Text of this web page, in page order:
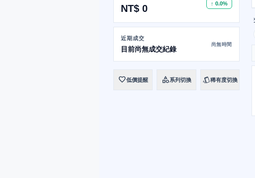
NT$ 0 ↑ 0.0%
近期成交
目前尚無成交紀錄
尚無時間
favorite低價提醒 category系列切換 style稀有度切換